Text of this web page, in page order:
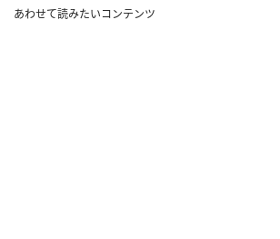
あわせて読みたいコンテンツ